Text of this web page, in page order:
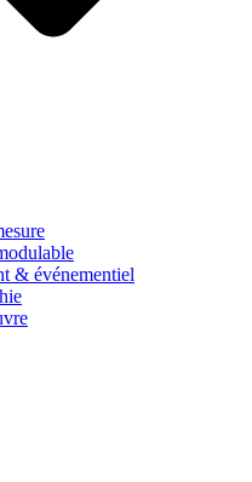
& événementiel